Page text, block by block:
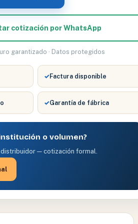
cotización por WhatsApp
garantizado · Datos protegidos
✓Factura disponible
✓Garantía de fábrica
o volumen?
— cotización formal.